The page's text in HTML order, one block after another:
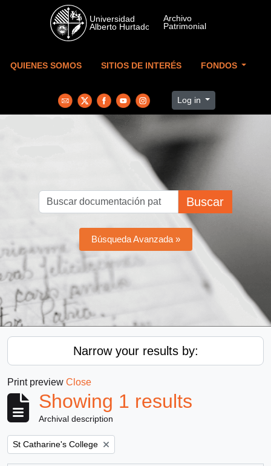
Skip to main content
QUIENES SOMOS SITIOS DE INTERÉS FONDOS
Log in
Buscar
Búsqueda Avanzada »
Narrow your results by:
Print preview Close
Showing 1 results
Archival description
Remove filter:
St Catharine's College